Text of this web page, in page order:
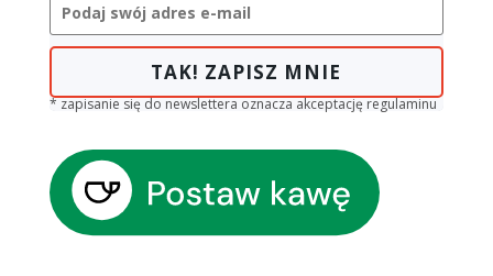
TAK! ZAPISZ MNIE
* zapisanie się do newslettera oznacza akceptację regulaminu